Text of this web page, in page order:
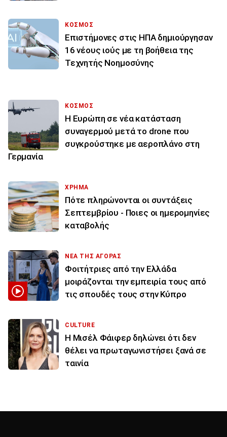
ΚΟΣΜΟΣ
Επιστήμονες στις ΗΠΑ δημιούργησαν
16 νέους ιούς με τη βοήθεια της
Τεχνητής Νοημοσύνης
ΚΟΣΜΟΣ
Η Ευρώπη σε νέα κατάσταση
συναγερμού μετά το drone που
συγκρούστηκε με αεροπλάνο στη
Γερμανία
ΧΡΗΜΑ
Πότε πληρώνονται οι συντάξεις
Σεπτεμβρίου - Ποιες οι ημερομηνίες
καταβολής
ΝΕΑ ΤΗΣ ΑΓΟΡΑΣ
Φοιτήτριες από την Ελλάδα
μοιράζονται την εμπειρία τους από
τις σπουδές τους στην Κύπρο
CULTURE
Η Μισέλ Φάιφερ δηλώνει ότι δεν
θέλει να πρωταγωνιστήσει ξανά σε
ταινία